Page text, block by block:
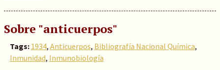
Sobre "anticuerpos"
Tags: 1934, Anticuerpos, Bibliografía Nacional Química,
Inmunidad, Inmunobiología